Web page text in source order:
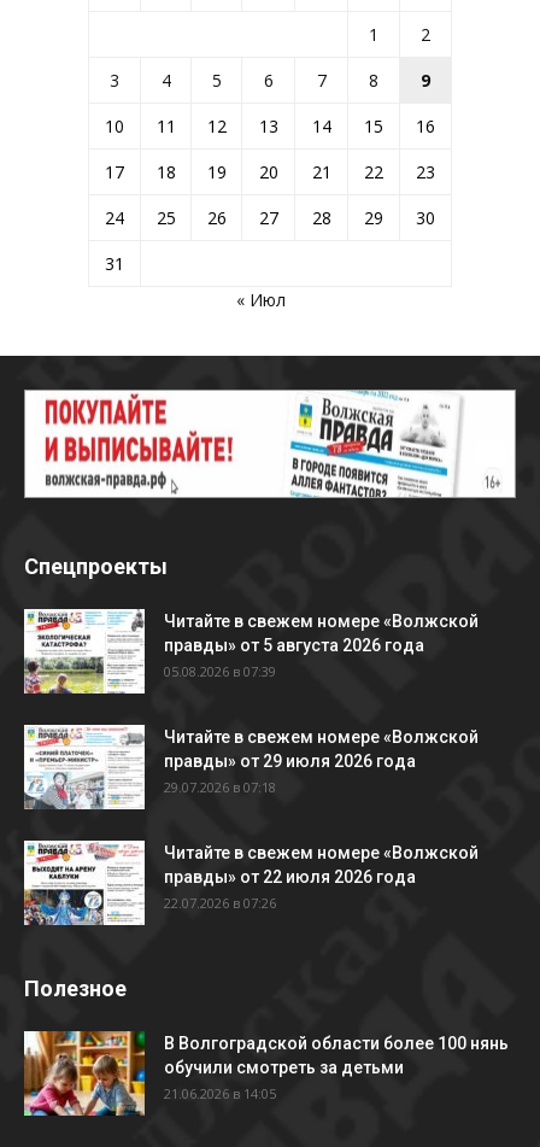
1
2
3
4 5 6 7 8
9
10
11 12 13 14 15
16
17
18 19 20 21 22
23
24
25 26 27 28 29
30
31
« Июл
Спецпроекты
Читайте в свежем номере «Волжской
правды» от 5 августа 2026 года
05.08.2026 в 07:39
Читайте в свежем номере «Волжской
правды» от 29 июля 2026 года
29.07.2026 в 07:18
Читайте в свежем номере «Волжской
правды» от 22 июля 2026 года
22.07.2026 в 07:26
Полезное
В Волгоградской области более 100 нянь
обучили смотреть за детьми
21.06.2026 в 14:05